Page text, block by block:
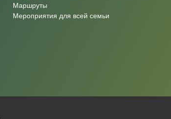
Маршруты
Мероприятия для всей семьи